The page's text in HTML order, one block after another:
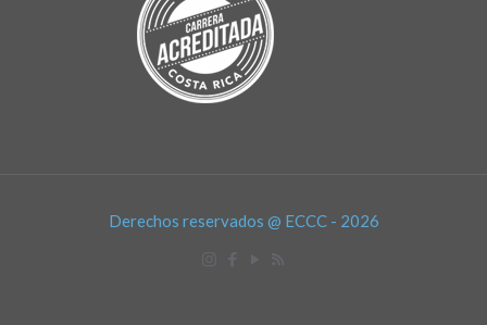
Derechos reservados @ ECCC - 2026